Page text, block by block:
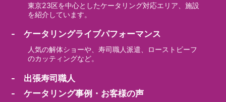
東京23区を中心としたケータリング対応エリア、施設
を紹介しています。
- ケータリングライブパフォーマンス
人気の解体ショーや、寿司職人派遣、ローストビーフ
のカッティングなど。
- 出張寿司職人
- ケータリング事例・お客様の声